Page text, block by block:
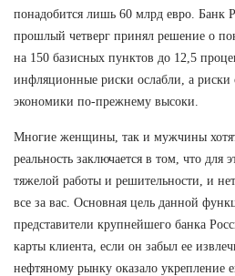
понадобится лишь 60 млрд евро. Банк
прошлый четверг принял решение о
на 150 базисных пунктов до 12,5
инфляционные риски ослабли, а риски
экономики по-прежнему высоки.
Многие женщины, так и мужчины
реальность заключается в том, что для
тяжелой работы и решительности, и
все за вас. Основная цель данной
представители крупнейшего банка
карты клиента, если он забыл ее
нефтяному рынку оказало укрепление